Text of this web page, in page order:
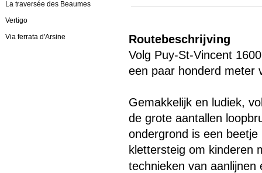
La traversée des Beaumes
Vertigo
Via ferrata d'Arsine
Routebeschrijving
Volg Puy-St-Vincent
een paar honderd meter
Gemakkelijk en ludiek,
de grote aantallen
ondergrond is een
klettersteig om kinderen
technieken van aanlijnen